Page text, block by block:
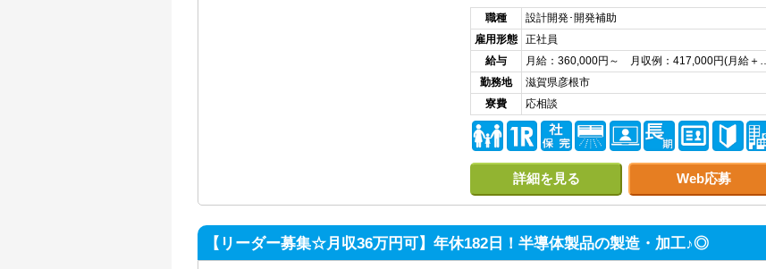
職種
設計開発･開発補助
雇用形態
正社員
給与
月給：360,000円～ 月収例：417,000円(月給＋…
勤務地
滋賀県彦根市
寮費
応相談
詳細を見る Web応募
【リーダー募集☆月収36万円可】年休182日！半導体製品の製造・加工♪◎